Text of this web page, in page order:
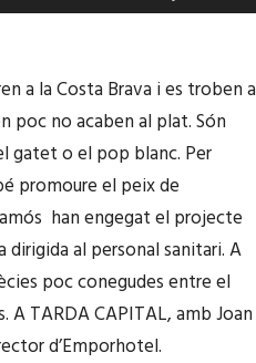
e
s
e
r
i
r
l
e
a la Costa Brava i es troben a
poc no acaben al plat. Són
gatet o el pop blanc. Per
promoure el peix de
han engegat el projecte
al personal sanitari. A
poc conegudes entre el
A TARDA CAPITAL, amb Joan
d’Emporhotel.